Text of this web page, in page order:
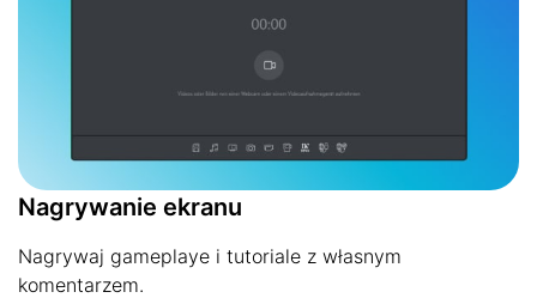
Nagrywanie ekranu
Nagrywaj gameplaye i tutoriale z własnym
komentarzem.